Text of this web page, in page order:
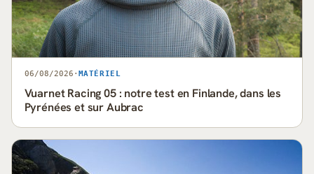
06/08/2026 · MATÉRIEL
Vuarnet Racing 05 : notre test en Finlande, dans les
Pyrénées et sur Aubrac